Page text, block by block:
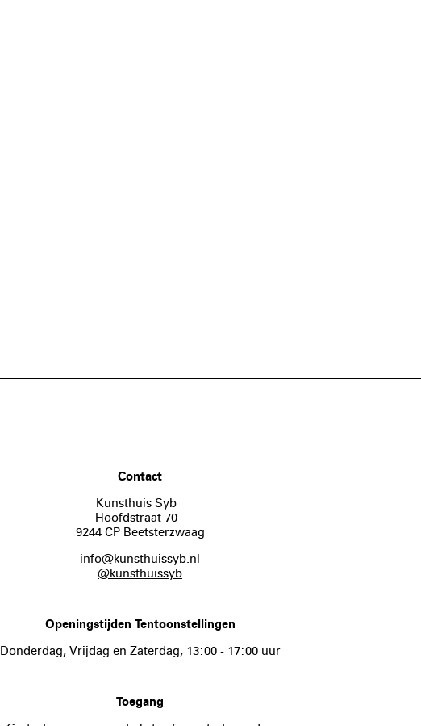
Contact
Kunsthuis Syb
Hoofdstraat 70
9244 CP Beetsterzwaag
info@kunsthuissyb.nl
@kunsthuissyb
Openingstijden Tentoonstellingen
Donderdag, Vrijdag en Zaterdag, 13:00 - 17:00 uur
Toegang